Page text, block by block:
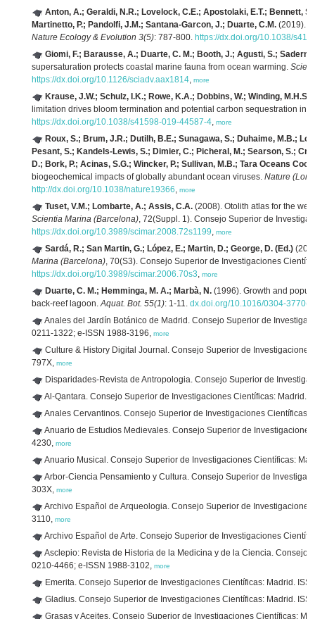
Anton, A.; Geraldi, N.R.; Lovelock, C.E.; Apostolaki, E.T.; Bennett,
Martinetto, P.; Pandolfi, J.M.; Santana-Garcon, J.; Duarte, C.M. (2019).
Nature Ecology & Evolution 3(5): 787-800. https://dx.doi.org/10.1038/
Giomi, F.; Barausse, A.; Duarte, C. M.; Booth, J.; Agusti, S.;
supersaturation protects coastal marine fauna from ocean warming.
https://dx.doi.org/10.1126/sciadv.aax1814, more
Krause, J.W.; Schulz, I.K.; Rowe, K.A.; Dobbins, W.; Winding,
limitation drives bloom termination and potential carbon sequestration in
https://dx.doi.org/10.1038/s41598-019-44587-4, more
Roux, S.; Brum, J.R.; Dutilh, B.E.; Sunagawa, S.; Duhaime, M.B.;
Pesant, S.; Kandels-Lewis, S.; Dimier, C.; Picheral, M.; Searson, S.;
D.; Bork, P.; Acinas, S.G.; Wincker, P.; Sullivan, M.B.; Tara Oceans
biogeochemical impacts of globally abundant ocean viruses. Nature
http://dx.doi.org/10.1038/nature19366, more
Tuset, V.M.; Lombarte, A.; Assis, C.A. (2008). Otolith atlas for the
Scientia Marina (Barcelona), 72(Suppl. 1). Consejo Superior de
https://dx.doi.org/10.3989/scimar.2008.72s1199, more
Sardá, R.; San Martin, G.; López, E.; Martin, D.; George, D. (Ed.)
Marina (Barcelona), 70(S3). Consejo Superior de Investigaciones
https://dx.doi.org/10.3989/scimar.2006.70s3, more
Duarte, C. M.; Hemminga, M. A.; Marbà, N. (1996). Growth and
back-reef lagoon.Aquat. Bot. 55(1): 1-11. dx.doi.org/10.1016/0304-
Anales del Jardín Botánico de Madrid. Consejo Superior de
0211-1322; e-ISSN 1988-3196, more
Culture & History Digital Journal. Consejo Superior de
797X, more
Disparidades-Revista de Antropologia. Consejo Superior de
Al-Qantara. Consejo Superior de Investigaciones Científicas: Madrid.
Anales Cervantinos. Consejo Superior de Investigaciones
Anuario de Estudios Medievales. Consejo Superior de
4230, more
Anuario Musical. Consejo Superior de Investigaciones Científicas:
Arbor-Ciencia Pensamiento y Cultura. Consejo Superior de
303X, more
Archivo Español de Arqueologia. Consejo Superior de
3110, more
Archivo Español de Arte. Consejo Superior de Investigaciones
Asclepio: Revista de Historia de la Medicina y de la Ciencia. Consejo
0210-4466; e-ISSN 1988-3102, more
Emerita. Consejo Superior de Investigaciones Científicas: Madrid.
Gladius. Consejo Superior de Investigaciones Científicas: Madrid.
Grasas y Aceites. Consejo Superior de Investigaciones Científicas: